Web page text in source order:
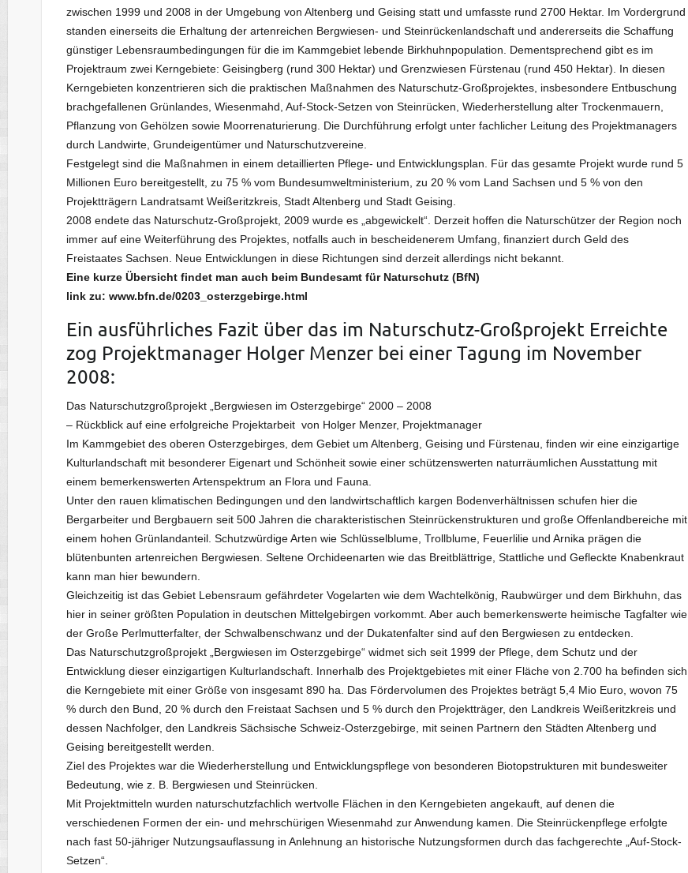
zwischen 1999 und 2008 in der Umgebung von Altenberg und Geising statt und umfasste rund 2700 Hektar. Im Vordergrund
standen einerseits die Erhaltung der artenreichen Bergwiesen- und Steinrückenlandschaft und andererseits die Schaffung
günstiger Lebensraumbedingungen für die im Kammgebiet lebende Birkhuhnpopulation. Dementsprechend gibt es im
Projektraum zwei Kerngebiete: Geisingberg (rund 300 Hektar) und Grenzwiesen Fürstenau (rund 450 Hektar). In diesen
Kerngebieten konzentrieren sich die praktischen Maßnahmen des Naturschutz-Großprojektes, insbesondere Entbuschung
brachgefallenen Grünlandes, Wiesenmahd, Auf-Stock-Setzen von Steinrücken, Wiederherstellung alter Trockenmauern,
Pflanzung von Gehölzen sowie Moorrenaturierung. Die Durchführung erfolgt unter fachlicher Leitung des Projektmanagers
durch Landwirte, Grundeigentümer und Naturschutzvereine.
Festgelegt sind die Maßnahmen in einem detaillierten Pflege- und Entwicklungsplan. Für das gesamte Projekt wurde rund 5
Millionen Euro bereitgestellt, zu 75 % vom Bundesumweltministerium, zu 20 % vom Land Sachsen und 5 % von den
Projektträgern Landratsamt Weißeritzkreis, Stadt Altenberg und Stadt Geising.
2008 endete das Naturschutz-Großprojekt, 2009 wurde es „abgewickelt“. Derzeit hoffen die Naturschützer der Region noch
immer auf eine Weiterführung des Projektes, notfalls auch in bescheidenerem Umfang, finanziert durch Geld des
Freistaates Sachsen. Neue Entwicklungen in diese Richtungen sind derzeit allerdings nicht bekannt.
Eine kurze Übersicht findet man auch beim Bundesamt für Naturschutz (BfN)
link zu: www.bfn.de/0203_osterzgebirge.html
Ein ausführliches Fazit über das im Naturschutz-Großprojekt Erreichte
zog Projektmanager Holger Menzer bei einer Tagung im November
2008:
Das Naturschutzgroßprojekt „Bergwiesen im Osterzgebirge“ 2000 – 2008
– Rückblick auf eine erfolgreiche Projektarbeit von Holger Menzer, Projektmanager
Im Kammgebiet des oberen Osterzgebirges, dem Gebiet um Altenberg, Geising und Fürstenau, finden wir eine einzigartige
Kulturlandschaft mit besonderer Eigenart und Schönheit sowie einer schützenswerten naturräumlichen Ausstattung mit
einem bemerkenswerten Artenspektrum an Flora und Fauna.
Unter den rauen klimatischen Bedingungen und den landwirtschaftlich kargen Bodenverhältnissen schufen hier die
Bergarbeiter und Bergbauern seit 500 Jahren die charakteristischen Steinrückenstrukturen und große Offenlandbereiche mit
einem hohen Grünlandanteil. Schutzwürdige Arten wie Schlüsselblume, Trollblume, Feuerlilie und Arnika prägen die
blütenbunten artenreichen Bergwiesen. Seltene Orchideenarten wie das Breitblättrige, Stattliche und Gefleckte Knabenkraut
kann man hier bewundern.
Gleichzeitig ist das Gebiet Lebensraum gefährdeter Vogelarten wie dem Wachtelkönig, Raubwürger und dem Birkhuhn, das
hier in seiner größten Population in deutschen Mittelgebirgen vorkommt. Aber auch bemerkenswerte heimische Tagfalter wie
der Große Perlmutterfalter, der Schwalbenschwanz und der Dukatenfalter sind auf den Bergwiesen zu entdecken.
Das Naturschutzgroßprojekt „Bergwiesen im Osterzgebirge“ widmet sich seit 1999 der Pflege, dem Schutz und der
Entwicklung dieser einzigartigen Kulturlandschaft. Innerhalb des Projektgebietes mit einer Fläche von 2.700 ha befinden sich
die Kerngebiete mit einer Größe von insgesamt 890 ha. Das Fördervolumen des Projektes beträgt 5,4 Mio Euro, wovon 75
% durch den Bund, 20 % durch den Freistaat Sachsen und 5 % durch den Projektträger, den Landkreis Weißeritzkreis und
dessen Nachfolger, den Landkreis Sächsische Schweiz-Osterzgebirge, mit seinen Partnern den Städten Altenberg und
Geising bereitgestellt werden.
Ziel des Projektes war die Wiederherstellung und Entwicklungspflege von besonderen Biotopstrukturen mit bundesweiter
Bedeutung, wie z. B. Bergwiesen und Steinrücken.
Mit Projektmitteln wurden naturschutzfachlich wertvolle Flächen in den Kerngebieten angekauft, auf denen die
verschiedenen Formen der ein- und mehrschürigen Wiesenmahd zur Anwendung kamen. Die Steinrückenpflege erfolgte
nach fast 50-jähriger Nutzungsauflassung in Anlehnung an historische Nutzungsformen durch das fachgerechte „Auf-Stock-
Setzen“.